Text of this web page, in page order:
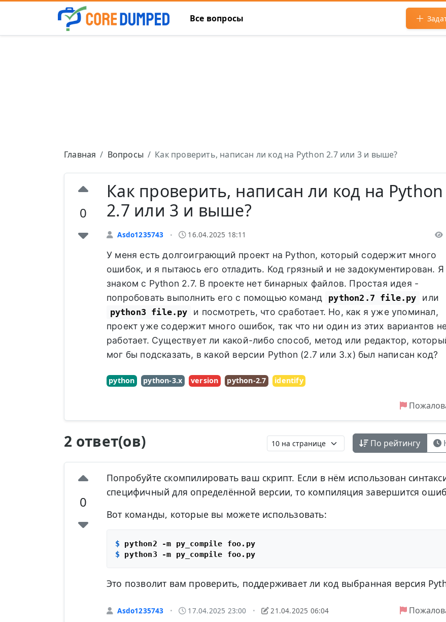
Все вопросы
Главная Вопросы Как проверить, написан ли код на Python 2.7 или 3 и выше?
0
Как проверить, написан ли код на Python
2.7 или 3 и выше?
Asdo1235743 • 16.04.2025 18:11
У меня есть долгоиграющий проект на Python, который содержит много
ошибок, и я пытаюсь его отладить. Код грязный и не задокументирован. Я
знаком с Python 2.7. В проекте нет бинарных файлов. Простая идея -
попробовать выполнить его с помощью команд
python2.7 file.py или
python3 file.py
и посмотреть, что сработает. Но, как я уже упоминал,
проект уже содержит много ошибок, так что ни один из этих вариантов
работает. Существует ли какой-либо способ, метод или редактор,
мог бы подсказать, в какой версии Python (2.7 или 3.x) был написан код?
python python-3.x version python-2.7 identify
2 ответ(ов) По рейтингу
0
Попробуйте скомпилировать ваш скрипт. Если в нём использован
специфичный для определённой версии, то компиляция завершится
Вот команды, которые вы можете использовать:
$
python2 -m py_compile foo.py
$
python3 -m py_compile foo.py
Это позволит вам проверить, поддерживает ли код выбранная версия
Asdo1235743 • 17.04.2025 23:00 • 21.04.2025 06:04